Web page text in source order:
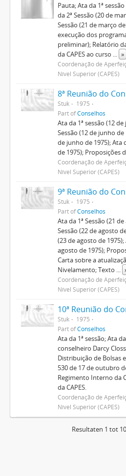
Pauta; Ata da 1ª
da 2ª Sessão (20 de
Sessão (21 de março
execução dos
preliminar); Relatório
da CAPES ao curso ... »
Coordenação de
Nível Superior (CAPES)
Stuk
1975
Part ofConselhos
Ata da 1ª sessão (12
Sessão (12 de junho de
de junho de 1975); Ata
de 1975); Proposições
Coordenação de
Nível Superior (CAPES)
Stuk
1975
Part ofConselhos
Ata da 1ª Sessão (21
Sessão (22 de agosto
(23 de agosto de 1975);
agosto de 1975);
Carta sobre a
Nivelamento; Texto ...
Coordenação de
Nível Superior (CAPES)
Stuk
1975
Part ofConselhos
Ata da 1ª sessão; Ata
conselheiro Darcy
Distribuição de Bolsas
530 de 17 de outubro
Regimento Interno da
da CAPES.
Coordenação de
Nível Superior (CAPES)
Resultaten 1 tot